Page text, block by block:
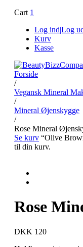
Cart 1
Log ind|Log
Kurv
Kasse
Forside
/
Vegansk Mineral
/
Mineral Øjenskygge
/
Rose Mineral
Se kurv “Olive
til din kurv.
Rose
DKK 120